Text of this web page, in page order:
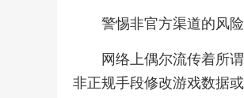
警惕非官方渠道的风
网络上偶尔流传着所
非正规手段修改游戏数据